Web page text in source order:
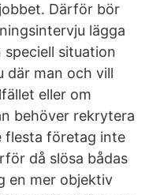
Därför bör
lägga
situation
där man och vill
eller om
behöver rekrytera
flesta företag inte
då slösa bådas
en mer objektiv